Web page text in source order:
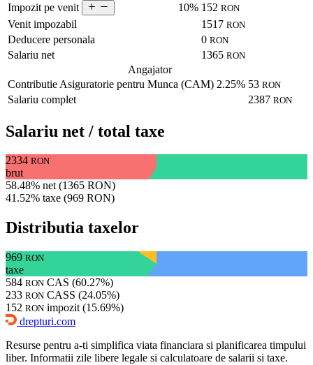
Impozit pe venit 10% 152 RON
Venit impozabil 1517 RON
Deducere personala 0 RON
Salariu net 1365 RON
Angajator
Contributie Asiguratorie pentru Munca (CAM) 2.25% 53 RON
Salariu complet 2387 RON
Salariu net / total taxe
2334 RON
brut
58.48% net (1365 RON)
41.52% taxe (969 RON)
Distributia taxelor
969 RON
taxe
584 RON CAS (60.27%)
233 RON CASS (24.05%)
152 RON impozit (15.69%)
drepturi.com
Resurse pentru a-ti simplifica viata financiara si planificarea timpului
liber. Informatii zile libere legale si calculatoare de salarii si taxe.